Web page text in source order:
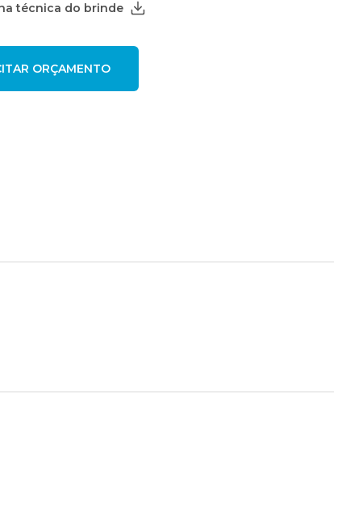
técnica do brinde